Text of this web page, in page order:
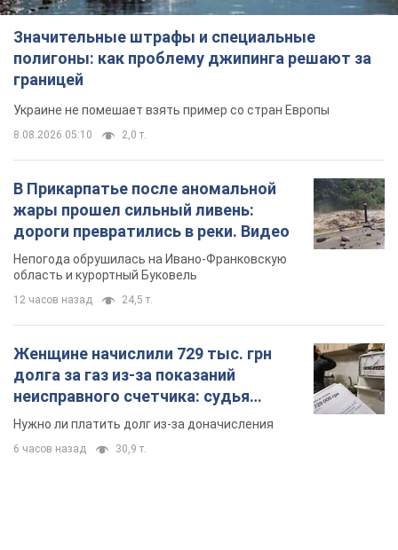
Значительные штрафы и специальные
полигоны: как проблему джипинга решают за
границей
Украине не помешает взять пример со стран Европы
8.08.2026 05:10 2,0 т.
В Прикарпатье после аномальной
жары прошел сильный ливень:
дороги превратились в реки. Видео
Непогода обрушилась на Ивано-Франковскую
область и курортный Буковель
12 часов назад 24,5 т.
Женщине начислили 729 тыс. грн
долга за газ из-за показаний
неисправного счетчика: судья
вынес неожиданное решение
Нужно ли платить долг из-за доначисления
6 часов назад 30,9 т.